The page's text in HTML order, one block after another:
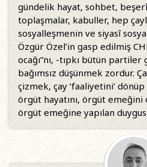
gündelik hayat, sohbet,
toplaşmalar, kabuller, hep
sosyalleşmenin ve siyasî
Özgür Özel’in gasp edilmiş
ocağı”nı, -tıpkı bütün partiler
bağımsız düşünmek zordur.
çizmek, çay ‘faaliyetini’
örgüt hayatını, örgüt emeğini
örgüt emeğine yapılan